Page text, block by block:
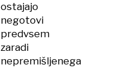
ostajajo
negotovi
predvsem
zaradi
nepremišljenega